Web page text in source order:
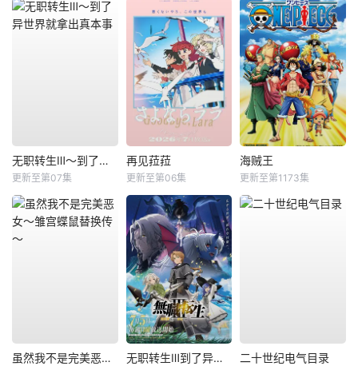
无职转生Ⅲ～到了异世界就拿出真本事
更新至第07集
再见菈菈
更新至第06集
海贼王
更新至第1173集
虽然我不是完美恶女～雏宫蝶鼠替换传～ 无职转生Ⅲ到了异世界就拿出真本事 二十世纪电气目录